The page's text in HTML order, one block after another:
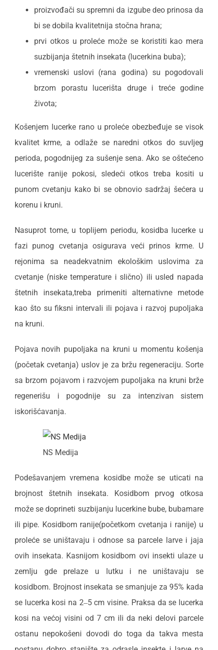
proizvođači su spremni da izgube deo prinosa da
bi se dobila kvalitetnija stočna hrana;
prvi otkos u proleće može se koristiti kao mera
suzbijanja štetnih insekata (lucerkina buba);
vremenski uslovi (rana godina) su pogodovali
brzom porastu lucerišta druge i treće godine
života;
Košenjem lucerke rano u proleće obezbeđuje se visok
kvalitet krme, a odlaže se naredni otkos do suvljeg
perioda, pogodnijeg za sušenje sena. Ako se oštećeno
lucerište ranije pokosi, sledeći otkos treba kositi u
punom cvetanju kako bi se obnovio sadržaj šećera u
korenu i kruni.
Nasuprot tome, u toplijem periodu, kosidba lucerke u
fazi punog cvetanja osigurava veći prinos krme. U
rejonima sa neadekvatnim ekološkim uslovima za
cvetanje (niske temperature i slično) ili usled napada
štetnih insekata,treba primeniti alternativne metode
kao što su fiksni intervali ili pojava i razvoj pupoljaka
na kruni.
Pojava novih pupoljaka na kruni u momentu košenja
(početak cvetanja) uslov je za bržu regeneraciju. Sorte
sa brzom pojavom i razvojem pupoljaka na kruni brže
regenerišu i pogodnije su za intenzivan sistem
iskorišćavanja.
NS Medija
Podešavanjem vremena kosidbe može se uticati na
brojnost štetnih insekata. Kosidbom prvog otkosa
može se doprineti suzbijanju lucerkine bube, bubamare
ili pipe. Kosidbom ranije(početkom cvetanja i ranije) u
proleće se uništavaju i odnose sa parcele larve i jaja
ovih insekata. Kasnijom kosidbom ovi insekti ulaze u
zemlju gde prelaze u lutku i ne uništavaju se
kosidbom. Brojnost insekata se smanjuje za 95% kada
se lucerka kosi na 2‒5 cm visine. Praksa da se lucerka
kosi na većoj visini od 7 cm ili da neki delovi parcele
ostanu nepokošeni dovodi do toga da takva mesta